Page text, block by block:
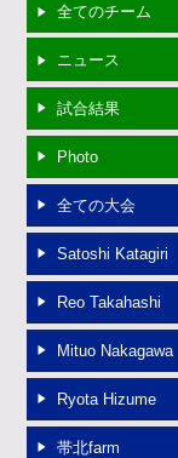
試合結果
ニュース
選手・スタッフ紹介
スタッフブログ
OB進路実績
リンク
全てのチーム
ニュース
試合結果
Photo
全ての大会
Satoshi Katagiri
Reo Takahashi
Mituo Nakagawa
Ryota Hizume
帯北farm